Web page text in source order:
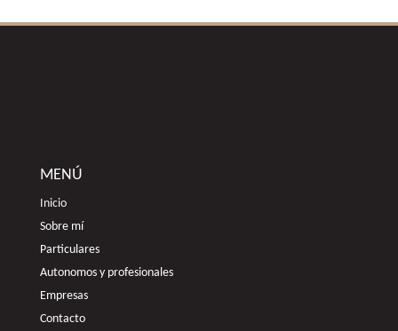
MENÚ
Inicio
Sobre mí
Particulares
Autonomos y profesionales
Empresas
Contacto